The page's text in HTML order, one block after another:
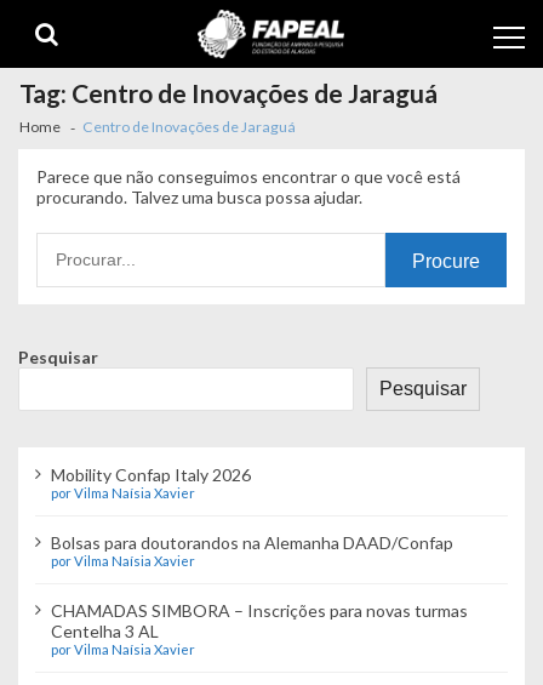
navigation
content
Tag: Centro de Inovações de Jaraguá
Home Centro de Inovações de Jaraguá
Parece que não conseguimos encontrar o que você está
procurando. Talvez uma busca possa ajudar.
por:
Pesquisar
Pesquisar
Mobility Confap Italy 2026
por Vilma Naísia Xavier
Bolsas para doutorandos na Alemanha DAAD/Confap
por Vilma Naísia Xavier
CHAMADAS SIMBORA – Inscrições para novas turmas
Centelha 3 AL
por Vilma Naísia Xavier